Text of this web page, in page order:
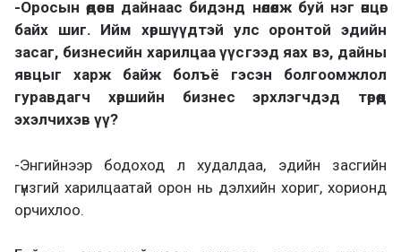
-Оросын өдөөсөн дайнаас бидэнд нөлөөлж буй нэг өнцөг
байх шиг. Ийм хөршүүдтэй улс оронтой эдийн
засаг, бизнесийн харилцаа үүсгээд яах вэ, дайны
явцыг харж байж болъё гэсэн болгоомжлол
гуравдагч хөршийн бизнес эрхлэгчдэд төрөөд
эхэлчихэв үү?
-Энгийнээр бодоход л худалдаа, эдийн засгийн
гүнзгий харилцаатай орон нь дэлхийн хориг, хорионд
орчихлоо.